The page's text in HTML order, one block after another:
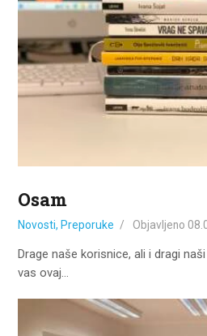
Osam
Novosti, Preporuke Objavljeno
Drage naše korisnice, ali i dragi
vas ovaj…